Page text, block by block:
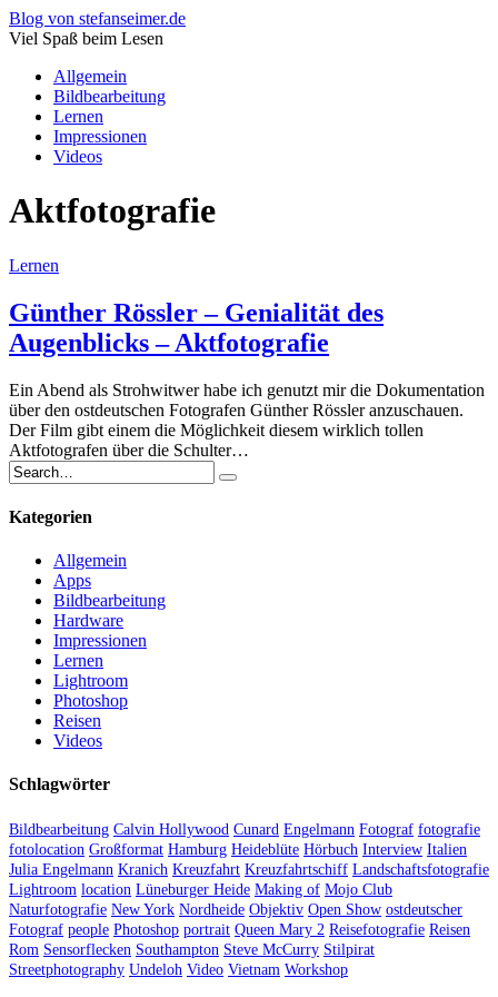
Blog von stefanseimer.de
Viel Spaß beim Lesen
Allgemein
Bildbearbeitung
Lernen
Impressionen
Videos
Aktfotografie
Lernen
Günther Rössler – Genialität des
Augenblicks – Aktfotografie
Ein Abend als Strohwitwer habe ich genutzt mir die Dokumentation
über den ostdeutschen Fotografen Günther Rössler anzuschauen.
Der Film gibt einem die Möglichkeit diesem wirklich tollen
Aktfotografen über die Schulter…
Kategorien
Allgemein
Apps
Bildbearbeitung
Hardware
Impressionen
Lernen
Lightroom
Photoshop
Reisen
Videos
Schlagwörter
Bildbearbeitung Calvin Hollywood Cunard Engelmann Fotograf fotografie
fotolocation Großformat Hamburg Heideblüte Hörbuch Interview Italien
Julia Engelmann Kranich Kreuzfahrt Kreuzfahrtschiff Landschaftsfotografie
Lightroom location Lüneburger Heide Making of Mojo Club
Naturfotografie New York Nordheide Objektiv Open Show ostdeutscher
Fotograf people Photoshop portrait Queen Mary 2 Reisefotografie Reisen
Rom Sensorflecken Southampton Steve McCurry Stilpirat
Streetphotography Undeloh Video Vietnam Workshop